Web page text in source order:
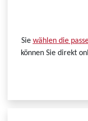
Sie wählen die
können Sie direkt